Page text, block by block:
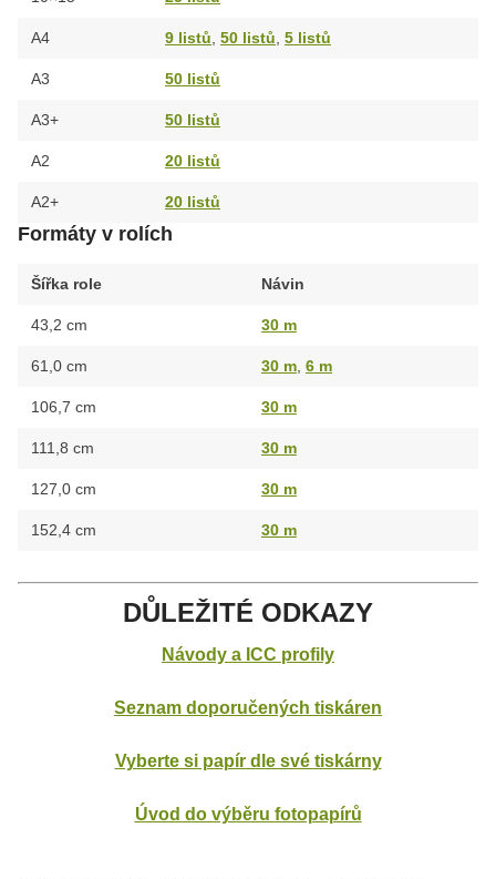
A4 9 listů 50 listů 5 listů
A3 50 listů
A3+ 50 listů
A2 20 listů
A2+ 20 listů
Formáty v rolích
Šířka role Návin
43,2 cm 30 m
61,0 cm 30 m 6 m
106,7 cm 30 m
111,8 cm 30 m
127,0 cm 30 m
152,4 cm 30 m
DŮLEŽITÉ ODKAZY
Návody a ICC profily
Seznam doporučených tiskáren
Vyberte si papír dle své tiskárny
Úvod do výběru fotopapírů